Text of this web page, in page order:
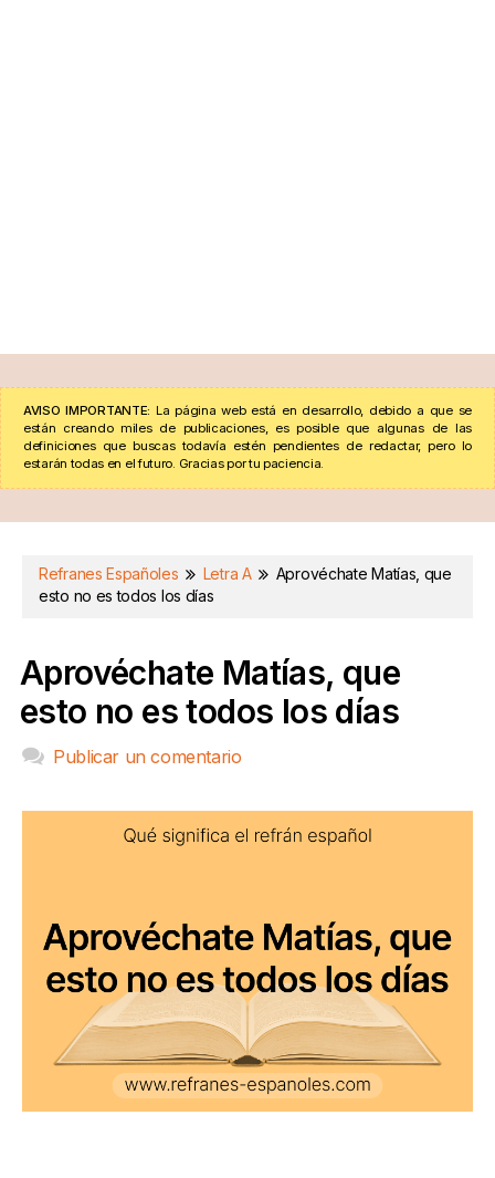
AVISO IMPORTANTE: La página web está en desarrollo, debido a que se
están creando miles de publicaciones, es posible que algunas de las
definiciones que buscas todavía estén pendientes de redactar, pero lo
estarán todas en el futuro. Gracias por tu paciencia.
Refranes Españoles Letra A
Aprovéchate Matías, que
esto no es todos los días
Aprovéchate Matías, que
esto no es todos los días
Publicar un comentario